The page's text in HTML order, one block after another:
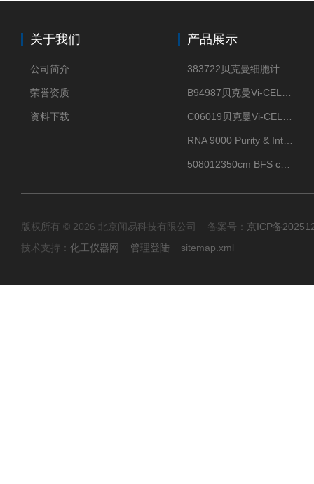
关于我们
公司简介
荣誉资质
资料下载
产品展示
版权所有 © 2026 北京闻易科技有限公司 备案号： 京ICP备
技术支持： 化工仪器网 管理登陆 sitemap.xml